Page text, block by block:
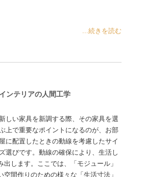
...続きを読む
インテリアの人間工学
新しい家具を新調する際、その家具を選
上で重要なポイントになるのが、お部
屋に配置したときの動線を考慮したサイ
ズ選びです。動線の確保により、生活し
出します。ここでは、「モジュール」
空間作りのための様々な「生活寸法」